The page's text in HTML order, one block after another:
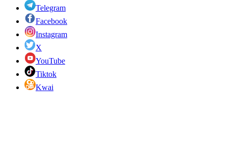
Telegram
Facebook
Instagram
X
YouTube
Tiktok
Kwai